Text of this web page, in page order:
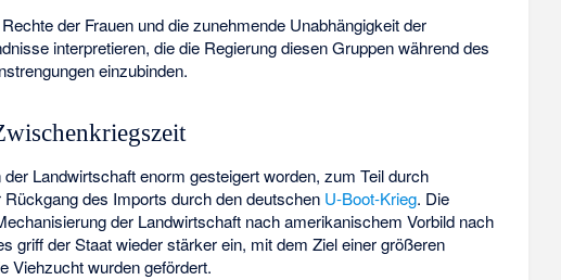
der Frauen und die zunehmende Unabhängigkeit der
interpretieren, die die Regierung diesen Gruppen während des
einzubinden.
Landwirtschaft enorm gesteigert worden, zum Teil durch
des Imports durch den deutschen U-Boot-Krieg. Die
der Landwirtschaft nach amerikanischem Vorbild nach
griff der Staat wieder stärker ein, mit dem Ziel einer größeren
Viehzucht wurden gefördert.